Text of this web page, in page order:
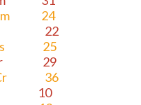
24
22
25
29
36
10